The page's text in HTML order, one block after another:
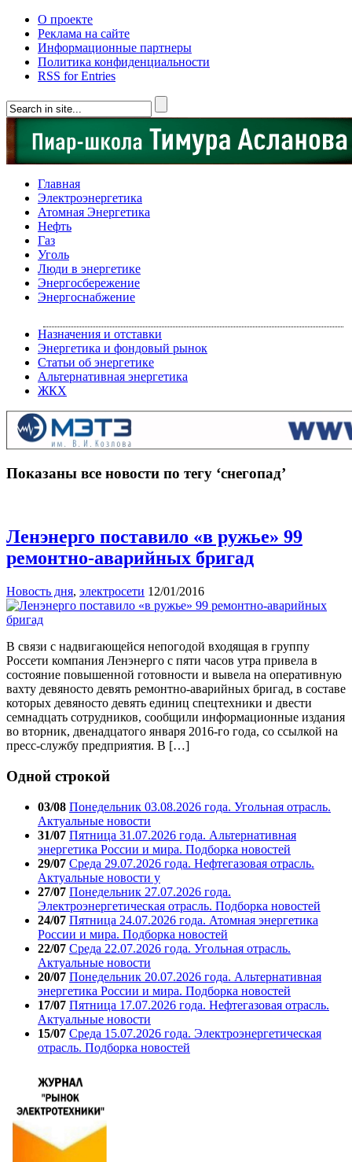
О проекте
Реклама на сайте
Информационные партнеры
Политика конфиденциальности
RSS for Entries
Главная
Электроэнергетика
Атомная Энергетика
Нефть
Газ
Уголь
Люди в энергетике
Энергосбережение
Энергоснабжение
Назначения и отставки
Энергетика и фондовый рынок
Статьи об энергетике
Альтернативная энергетика
ЖКХ
Показаны все новости по тегу ‘снегопад’
Ленэнерго поставило «в ружье» 99
ремонтно-аварийных бригад
Новость дня, электросети 12/01/2016
В связи с надвигающейся непогодой входящая в группу
Россети компания Ленэнерго с пяти часов утра привела в
состояние повышенной готовности и вывела на оперативную
вахту девяносто девять ремонтно-аварийных бригад, в составе
которых девяносто девять единиц спецтехники и двести
семнадцать сотрудников, сообщили информационные издания
во вторник, двенадцатого января 2016-го года, со ссылкой на
пресс-службу предприятия. В […]
Одной строкой
03/08 Понедельник 03.08.2026 года. Угольная отрасль.
Актуальные новости
31/07 Пятница 31.07.2026 года. Альтернативная
энергетика России и мира. Подборка новостей
29/07 Среда 29.07.2026 года. Нефтегазовая отрасль.
Актуальные новости у
27/07 Понедельник 27.07.2026 года.
Электроэнергетическая отрасль. Подборка новостей
24/07 Пятница 24.07.2026 года. Атомная энергетика
России и мира. Подборка новостей
22/07 Среда 22.07.2026 года. Угольная отрасль.
Актуальные новости
20/07 Понедельник 20.07.2026 года. Альтернативная
энергетика России и мира. Подборка новостей
17/07 Пятница 17.07.2026 года. Нефтегазовая отрасль.
Актуальные новости
15/07 Среда 15.07.2026 года. Электроэнергетическая
отрасль. Подборка новостей